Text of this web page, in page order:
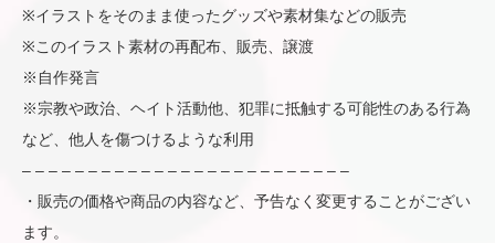
※イラストをそのまま使ったグッズや素材集などの販売
※このイラスト素材の再配布、販売、譲渡
※自作発言
※宗教や政治、ヘイト活動他、犯罪に抵触する可能性のある行為
など、他人を傷つけるような利用
– – – – – – – – – – – – – – – – – – – – – – – – –
・販売の価格や商品の内容など、予告なく変更することがござい
ます。